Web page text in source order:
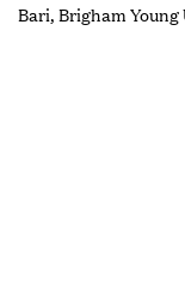
Bari, Brigham